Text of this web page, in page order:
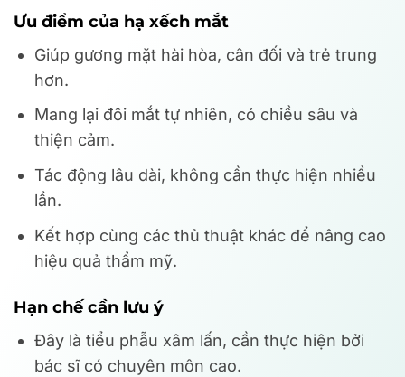
Ưu điểm của hạ xếch mắt
Giúp gương mặt hài hòa, cân đối và trẻ trung
hơn.
Mang lại đôi mắt tự nhiên, có chiều sâu và
thiện cảm.
Tác động lâu dài, không cần thực hiện nhiều
lần.
Kết hợp cùng các thủ thuật khác để nâng cao
hiệu quả thẩm mỹ.
Hạn chế cần lưu ý
Đây là tiểu phẫu xâm lấn, cần thực hiện bởi
bác sĩ có chuyên môn cao.